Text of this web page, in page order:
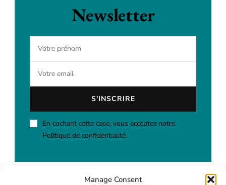
Manage Consent
Newsletter
En cochant cette case, vous acceptez notre
Politique de confidentialité.